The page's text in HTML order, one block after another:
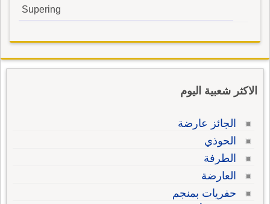
Supering
الاكثر شعبية اليوم
الجائز عارضة
الحوذي
الطرفة
العارضة
حفريات بمنجم